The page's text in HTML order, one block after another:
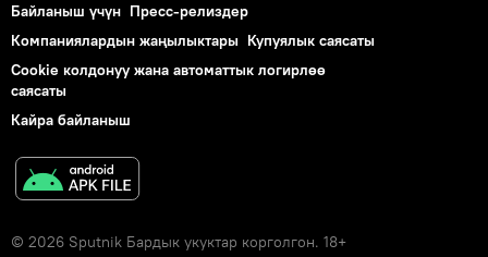
Байланыш үчүн Пресс-релиздер
Компаниялардын жаңылыктары Купуялык саясаты
Cookie колдонуу жана автоматтык логирлөө
саясаты
Кайра байланыш
© 2026 Sputnik Бардык укуктар корголгон. 18+